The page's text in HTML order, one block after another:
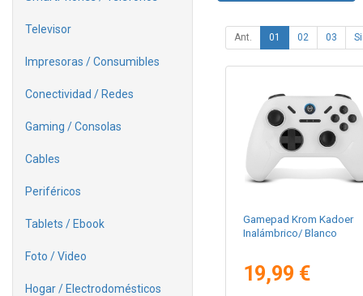
Televisor
Impresoras / Consumibles
Conectividad / Redes
Gaming / Consolas
Cables
Periféricos
Tablets / Ebook
Foto / Video
Hogar / Electrodomésticos
Ant. 01 02 03
Gamepad Krom Kadoer
Inalámbrico/ Blanco
19,99 €